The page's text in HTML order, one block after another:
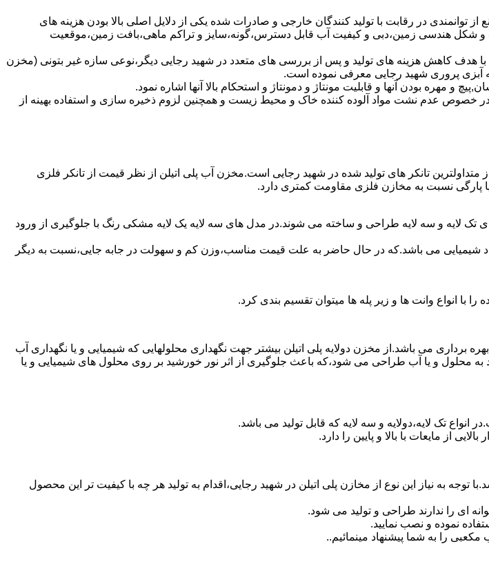
توانمندی در رقابت با تولید کنندگان خارجی و صادرات شده یکی از دلایل اصلی بالا بودن هزینه های
شکل هندسی زمین،دبی و کیفیت آب قابل دسترس،گونه،سایز و تراکم ماهی،بافت زمین،موقعیت
کاهش هزینه های تولید و پس از بررسی های متعدد در شهید رجایی دیگر،نوعی سازه غیر بتونی (مخزن
آبزی پروری شهید رجایی معرفی نموده است.
بودن آنها و قابلیت مونتاژ و دمونتاژ و استحکام بالا آنها اشاره نمود.
عدم نشت مواد آلوده کننده خاک و محیط زیست و همچنین لزوم ذخیره سازی و استفاده بهینه از
تانکر های تولید شده در شهید رجایی است.مخزن آب پلی اتیلن از نظر قیمت از تانکر فلزی
پارگی نسبت به مخازن فلزی مقاومت کمتری دارد.
لایه و سه لایه طراحی و ساخته می شوند.در مدل های سه لایه یک لایه مشکی رنگ با جلوگیری از ورود
شیمیایی می باشد.که در حال حاضر به علت قیمت مناسب،وزن کم و سهولت در جابه جایی،نسبت به دیگر
انواع وانت ها و زیر پله ها میتوان تقسیم بندی کرد.
برداری می باشد.از مخزن دولایه پلی اتیلن بیشتر جهت نگهداری محلولهایی که شیمیایی و یا نگهداری آب
محلول و یا آب طراحی می شود،که باعث جلوگیری از اثر نور خورشید بر روی محلول های شیمیایی و یا
از مایعات با بالا و پایین را دارد.
ایده نوآوران می باشد.با توجه به نیاز این نوع از مخازن پلی اتیلن در شهید رجایی،اقدام به تولید هر چه با کیفیت تر این محصول
ای را ندارند طراحی و تولید می شود.
نموده و نصب نمایید.
را به شما پیشنهاد مینمائیم..